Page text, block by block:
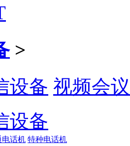
>
设备 视频会
设备
电话机 特种电话机